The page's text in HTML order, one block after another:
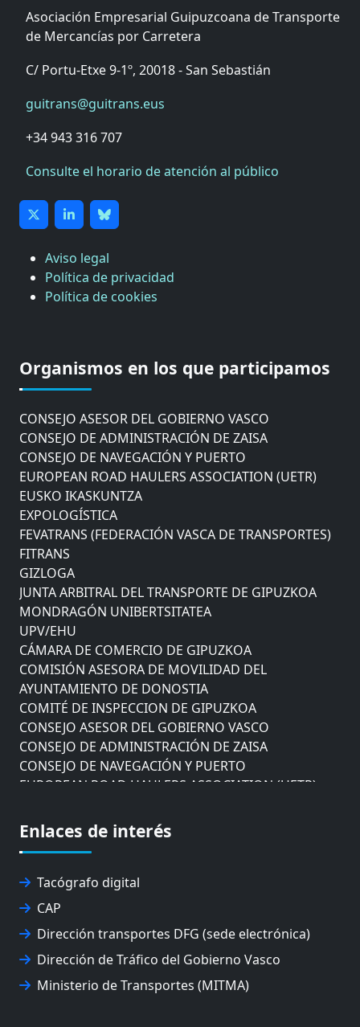
Asociación Empresarial Guipuzcoana de Transporte
de Mercancías por Carretera
C/ Portu-Etxe 9-1º, 20018 - San Sebastián
guitrans@guitrans.eus
+34 943 316 707
Consulte el horario de atención al público
Aviso legal
Política de privacidad
Política de cookies
Organismos en los que participamos
AYUNTAMIENTO DE DONOSTIA
COMITÉ DE INSPECCION DE GIPUZKOA
CONSEJO ASESOR DEL GOBIERNO VASCO
CONSEJO DE ADMINISTRACIÓN DE ZAISA
CONSEJO DE NAVEGACIÓN Y PUERTO
EUROPEAN ROAD HAULERS ASSOCIATION (UETR)
EUSKO IKASKUNTZA
EXPOLOGÍSTICA
FEVATRANS (FEDERACIÓN VASCA DE TRANSPORTES)
FITRANS
GIZLOGA
JUNTA ARBITRAL DEL TRANSPORTE DE GIPUZKOA
MONDRAGÓN UNIBERTSITATEA
UPV/EHU
CÁMARA DE COMERCIO DE GIPUZKOA
COMISIÓN ASESORA DE MOVILIDAD DEL
AYUNTAMIENTO DE DONOSTIA
COMITÉ DE INSPECCION DE GIPUZKOA
CONSEJO ASESOR DEL GOBIERNO VASCO
CONSEJO DE ADMINISTRACIÓN DE ZAISA
CONSEJO DE NAVEGACIÓN Y PUERTO
EUROPEAN ROAD HAULERS ASSOCIATION (UETR)
FEVATRANS (FEDERACIÓN VASCA DE TRANSPORTES)
FITRANS
GIZLOGA
MONDRAGÓN UNIBERTSITATEA
UPV/EHU
Enlaces de interés
Tacógrafo digital
CAP
Dirección transportes DFG (sede electrónica)
Dirección de Tráfico del Gobierno Vasco
Ministerio de Transportes (MITMA)